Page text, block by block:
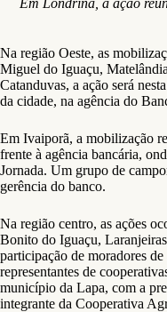
Na região Oeste, as
Miguel do Iguaçu,
Catanduvas, a ação será
da cidade, na agência do
Em Ivaiporã, a mobilização
frente à agência bancária,
Jornada. Um grupo de
gerência do banco.
Na região centro, as ações
Bonito do Iguaçu,
participação de moradores de
representantes de
município da Lapa, com a
integrante da Cooperativa